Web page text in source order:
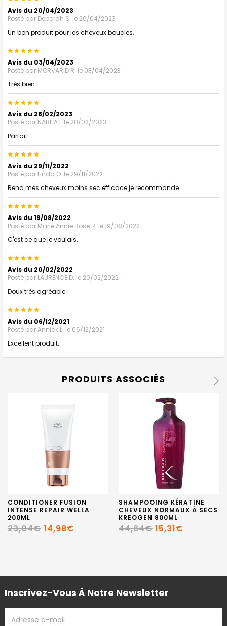
Avis du 20/04/2023
Posté par Deborah S. le 20/04/2023
Un bon produit pour les cheveux bouclés.
5
Avis du 03/04/2023
Posté par MORVARID R. le 03/04/2023
Très bien.
5
Avis du 28/02/2023
Posté par NABILA I. le 28/02/2023
Parfait.
5
Avis du 29/11/2022
Posté par Linda O. le 29/11/2022
Rend mes cheveux moins sec efficace je recommande.
5
Avis du 19/08/2022
Posté par Marie Annie Rose R. le 19/08/2022
C'est ce que je voulais.
5
Avis du 20/02/2022
Posté par LAURENCE D. le 20/02/2022
Doux très agréable.
5
Avis du 06/12/2021
Posté parAnnick L. le 06/12/2021
Excellent produit.
PRODUITS ASSOCIÉS
CONDITIONER FUSION
INTENSE REPAIR WELLA
200ML
23,04€ 14,98€
SHAMPOOING KÉRATINE
CHEVEUX NORMAUX À SECS
KREOGEN 800ML
44,64€ 15,31€
Inscrivez-Vous À Notre Newsletter
EMAIL